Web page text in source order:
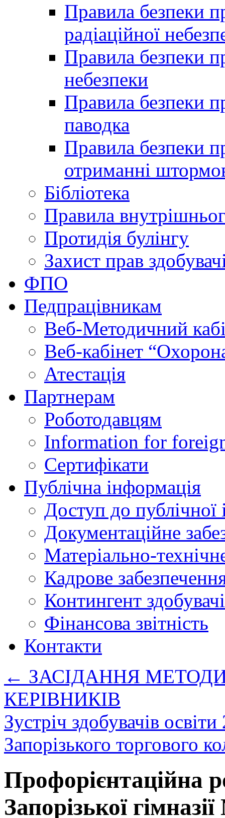
Правила безпеки
радіаційної
Правила безпеки
небезпеки
Правила безпеки
паводка
Правила безпеки
отриманні
Бібліотека
Правила
Протидія булінгу
Захист прав
ФПО
Педпрацівникам
Веб-Методичний
Веб-кабінет
Атестація
Партнерам
Роботодавцям
Information for
Сертифікати
Публічна інформація
Доступ до публічної
Документаційне
Матеріально-
Кадрове
Контингент
Фінансова звітність
Контакти
← ЗАСІДАННЯ
КЕРІВНИКІВ
Зустріч здобувачів
Запорізького торгового
Профорієнтаційна
Запорізької